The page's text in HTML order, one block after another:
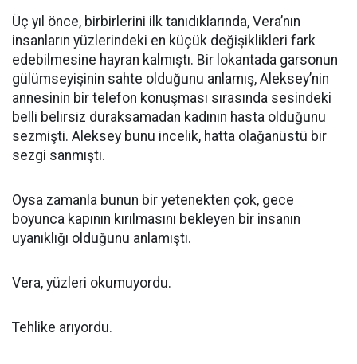
Üç yıl önce, birbirlerini ilk tanıdıklarında, Vera’nın
insanların yüzlerindeki en küçük değişiklikleri fark
edebilmesine hayran kalmıştı. Bir lokantada garsonun
gülümseyişinin sahte olduğunu anlamış, Aleksey’nin
annesinin bir telefon konuşması sırasında sesindeki
belli belirsiz duraksamadan kadının hasta olduğunu
sezmişti. Aleksey bunu incelik, hatta olağanüstü bir
sezgi sanmıştı.
Oysa zamanla bunun bir yetenekten çok, gece
boyunca kapının kırılmasını bekleyen bir insanın
uyanıklığı olduğunu anlamıştı.
Vera, yüzleri okumuyordu.
Tehlike arıyordu.